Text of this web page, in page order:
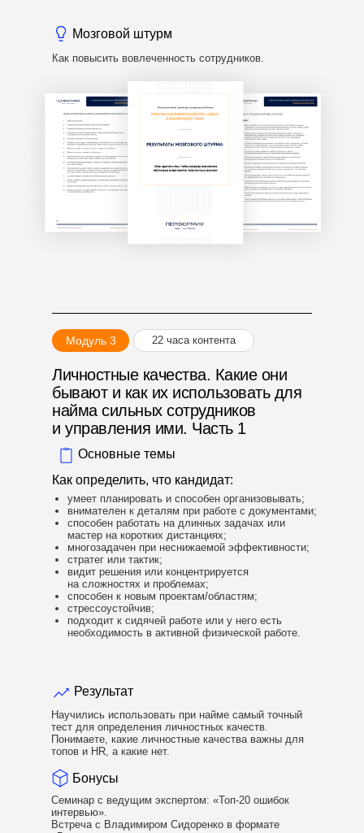
Мозговой штурм
Как повысить вовлеченность сотрудников.
Модуль 3 22 часа контента
Личностные качества. Какие они
бывают и как их использовать для
найма сильных сотрудников
и управления ими. Часть 1
Как определить, что кандидат:
умеет планировать и способен организовывать;
внимателен к деталям при работе с документами;
способен работать на длинных задачах или
мастер на коротких дистанциях;
многозадачен при неснижаемой эффективности;
стратег или тактик;
видит решения или концентрируется
на сложностях и проблемах;
способен к новым проектам/областям;
стрессоустойчив;
подходит к сидячей работе или у него есть
необходимость в активной физической работе.
Результат
Научились использовать при найме самый точный
тест для определения личностных качеств.
Понимаете, какие личностные качества важны для
топов и HR, а какие нет.
Бонусы
Основные темы
Семинар с ведущим экспертом: «Топ-20 ошибок
интервью».
Встреча с Владимиром Сидоренко в формате